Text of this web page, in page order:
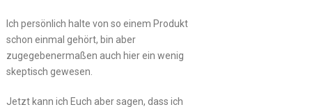
Ich persönlich halte von so einem Produkt
schon einmal gehört, bin aber
zugegebenermaßen auch hier ein wenig
skeptisch gewesen.
Jetzt kann ich Euch aber sagen, dass ich